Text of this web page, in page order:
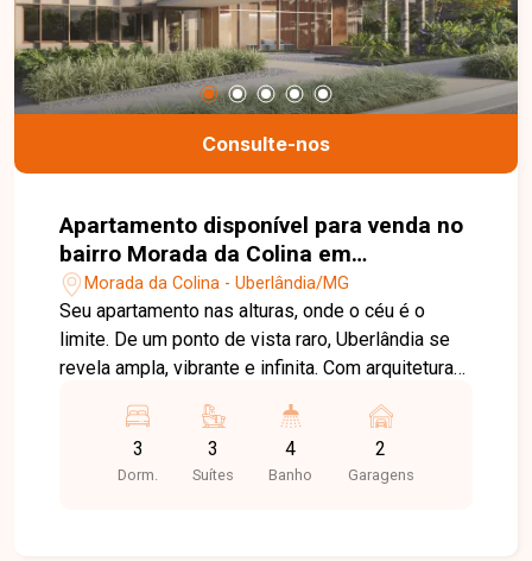
pessoalmente com um dos nossos consultores.
Estamos aqui para te ajudar a encontrar o imóvel
ideal!
Consulte-nos
Apartamento disponível para venda no
bairro Morada da Colina em
Uberlândia-MG
Morada da Colina - Uberlândia/MG
Seu apartamento nas alturas, onde o céu é o
limite. De um ponto de vista raro, Uberlândia se
revela ampla, vibrante e infinita. Com arquitetura
último olhar, cada detalhe foi pensado para
impressionar. Localizado em um dos bairros
mais charmosos e tranquilos da cidade, o Nuage
3
Dorm.
3
Suítes
4
Banho
2
Garagens